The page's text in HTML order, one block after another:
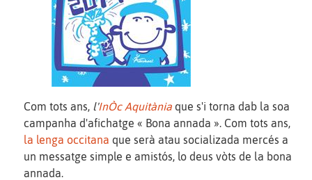
Com tots ans, l'InÒc Aquitània que s'i torna dab la soa
campanha d'afichatge « Bona annada ». Com tots ans,
la lenga occitana que serà atau socializada mercés a
un messatge simple e amistós, lo deus vòts de la bona
annada.